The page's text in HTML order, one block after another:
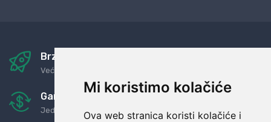
Mi koristimo kolačiće
Ova web stranica koristi kolačiće i
Brza i sigurna dostava
Već za nekoliko dana kod vas
Garancija u povrat novaca
Jednostavno pravilo: Roba za novac